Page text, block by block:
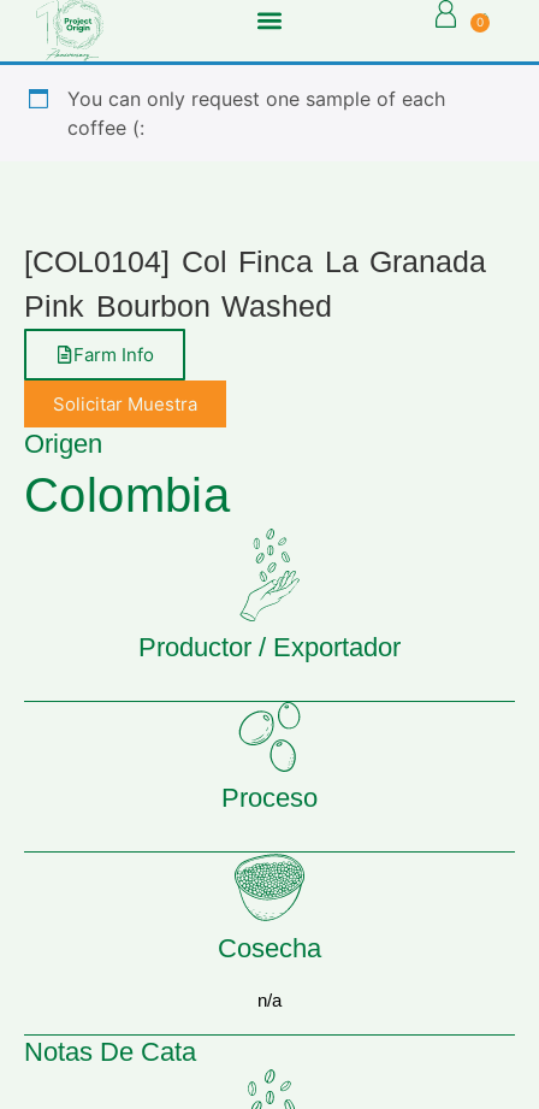
0
You can only request one sample of each
coffee (:
[COL0104] Col Finca La Granada
Pink Bourbon Washed
Farm Info
Solicitar Muestra
Origen
Colombia
Productor / Exportador
Proceso
Cosecha
n/a
Notas De Cata